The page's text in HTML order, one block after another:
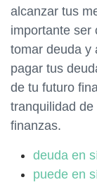
alcanzar tus
importante ser
tomar deuda y
pagar tus
de tu futuro
tranquilidad
finanzas.
deuda en
puede en